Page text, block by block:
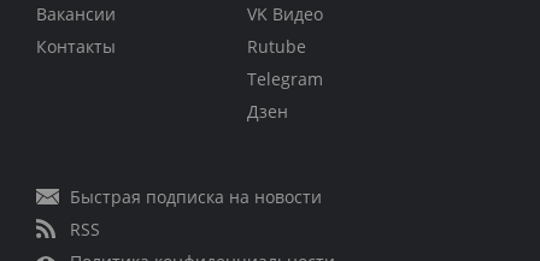
Вакансии
Контакты
VK Видео
Rutube
Telegram
Дзен
Быстрая подписка на новости
RSS